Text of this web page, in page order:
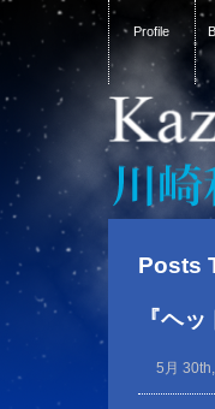
Profile
Posts
『ヘ
5月